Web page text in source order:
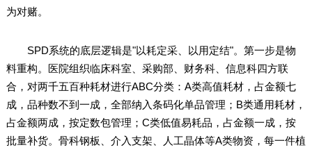
为对赌。
SPD系统的底层逻辑是"以耗定采、以用定结"。第一步是物
料重构。医院组织临床科室、采购部、财务科、信息科四方联
合，对两千五百种耗材进行ABC分类：A类高值耗材，占金额七
成，品种数不到一成，全部纳入条码化单品管理；B类通用耗材，
占金额两成，按定数包管理；C类低值易耗品，占金额一成，按
批量补货。骨科钢板、介入支架、人工晶体等A类物资，每一件植